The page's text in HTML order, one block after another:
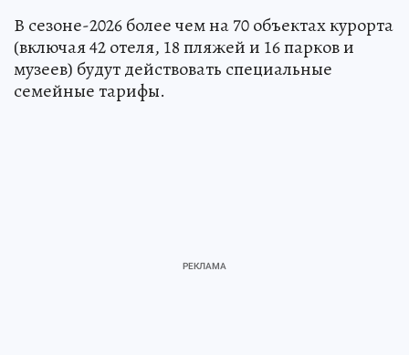
В сезоне-2026 более чем на 70 объектах курорта
(включая 42 отеля, 18 пляжей и 16 парков и
музеев) будут действовать специальные
семейные тарифы.